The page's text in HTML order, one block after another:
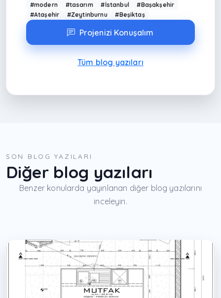
#modern
#tasarım #İstanbul
#Başakşehir
#Ataşehir
#Zeytinburnu #Beşiktaş
Projenizi Konuşalım
Tüm blog yazıları
SON BLOG YAZILARI
Diğer blog yazıları
Benzer konularda yayınlanan diğer blog yazılarını
inceleyin.